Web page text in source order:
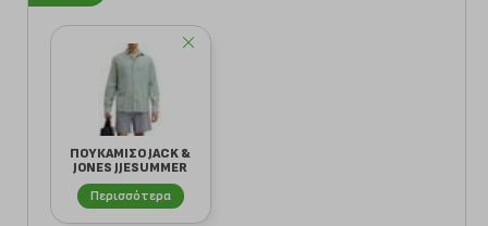
ΠΟΥΚΑΜΙΣΟ JACK &
JONES JJESUMMER
LINEN 122891...
Περισσότερα